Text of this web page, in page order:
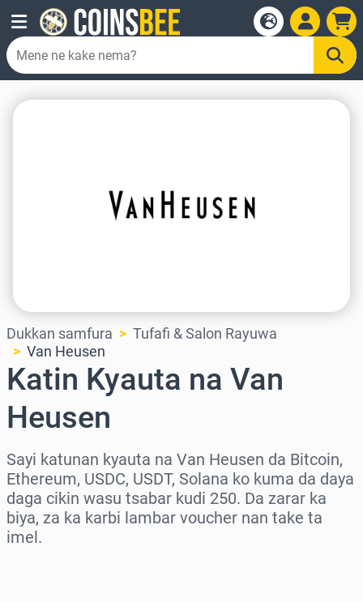
Dukkan samfura
Tufafi & Salon Rayuwa
Van Heusen
Katin Kyauta na Van
Heusen
Sayi katunan kyauta na Van Heusen da Bitcoin,
Ethereum, USDC, USDT, Solana ko kuma da daya
daga cikin wasu tsabar kudi 250. Da zarar ka
biya, za ka karbi lambar voucher nan take ta
imel.